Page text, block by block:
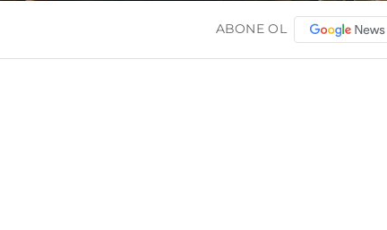
ABONE OL